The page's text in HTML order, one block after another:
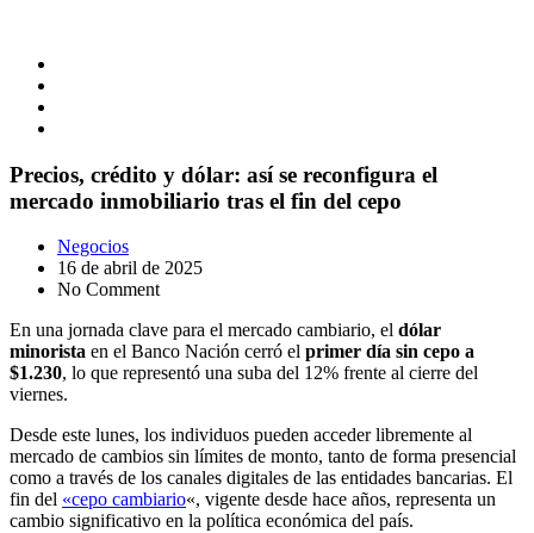
Precios, crédito y dólar: así se reconfigura el
mercado inmobiliario tras el fin del cepo
Negocios
16 de abril de 2025
No Comment
En una jornada clave para el mercado cambiario, el dólar
minorista en el Banco Nación cerró el primer día sin cepo a
$1.230, lo que representó una suba del 12% frente al cierre del
viernes.
Desde este lunes, los individuos pueden acceder libremente al
mercado de cambios sin límites de monto, tanto de forma presencial
como a través de los canales digitales de las entidades bancarias. El
fin del «cepo cambiario«, vigente desde hace años, representa un
cambio significativo en la política económica del país.